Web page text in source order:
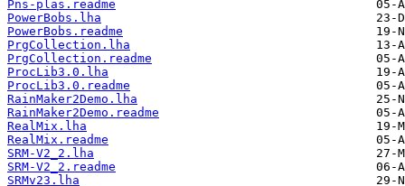
Pns-plas.readme
PowerBobs.lha
PowerBobs.readme
PrgCollection.lha
PrgCollection.readme
ProcLib3.0.lha
ProcLib3.0.readme
RainMaker2Demo.lha
RainMaker2Demo.readme
RealMix.lha
RealMix.readme
SRM-V2_2.lha
SRM-V2_2.readme
SRMv23.lha